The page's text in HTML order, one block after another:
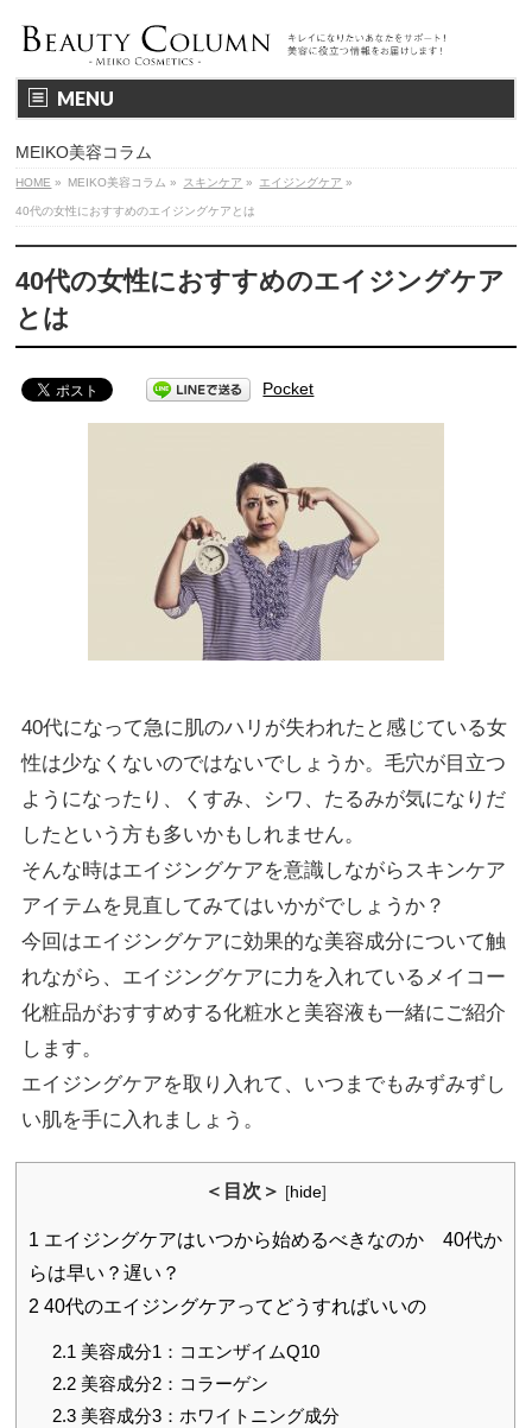
MENU
MEIKO美容コラム
HOME » MEIKO美容コラム » スキンケア » エイジングケア »
40代の女性におすすめのエイジングケアとは
40代の女性におすすめのエイジングケア
とは
Pocket
40代になって急に肌のハリが失われたと感じている女
性は少なくないのではないでしょうか。毛穴が目立つ
ようになったり、くすみ、シワ、たるみが気になりだ
したという方も多いかもしれません。
そんな時はエイジングケアを意識しながらスキンケア
アイテムを見直してみてはいかがでしょうか？
今回はエイジングケアに効果的な美容成分について触
れながら、エイジングケアに力を入れているメイコー
化粧品がおすすめする化粧水と美容液も一緒にご紹介
します。
エイジングケアを取り入れて、いつまでもみずみずし
い肌を手に入れましょう。
＜目次＞ [hide]
1 エイジングケアはいつから始めるべきなのか 40代か
らは早い？遅い？
2 40代のエイジングケアってどうすればいいの
2.1 美容成分1：コエンザイムQ10
2.2美容成分2：コラーゲン
2.3美容成分3：ホワイトニング成分